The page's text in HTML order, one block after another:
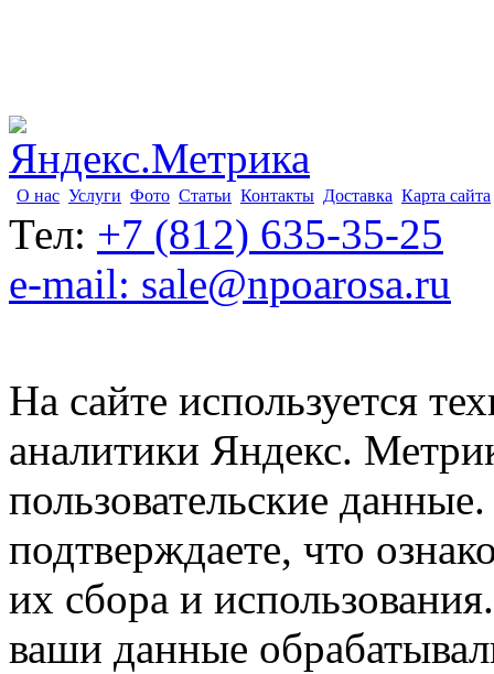
О нас Услуги Фото Статьи Контакты Доставка Карта сайта
Тел: +7 (812) 635-35-25
e-mail: sale@npoarosa.ru
На сайте используется
аналитики Яндекс.
пользовательские
подтверждаете, что
их сбора и
ваши данные